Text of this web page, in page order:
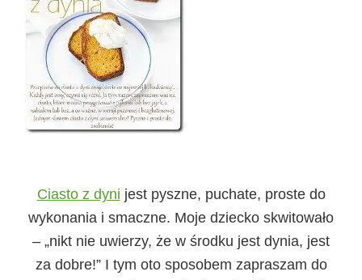
Ciasto z dyni jest pyszne, puchate, proste do
wykonania i smaczne. Moje dziecko skwitowało
– „nikt nie uwierzy, że w środku jest dynia, jest
za dobre!” I tym oto sposobem zapraszam do